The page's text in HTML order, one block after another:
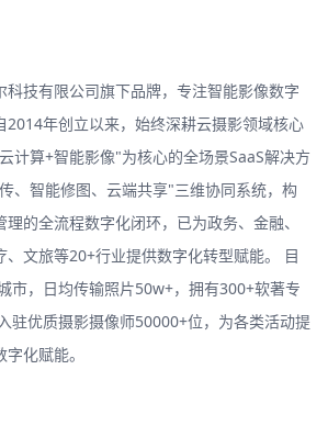
科技有限公司旗下品牌，专注智能影像数字
2014年创立以来，始终深耕云摄影领域核心
计算+智能影像"为核心的全场景SaaS解决方
、智能修图、云端共享"三维协同系统，构
的全流程数字化闭环，已为政务、金融、
、文旅等20+行业提供数字化转型赋能。 目
市，日均传输照片50w+，拥有300+软著专
驻优质摄影摄像师50000+位，为各类活动提
化赋能。